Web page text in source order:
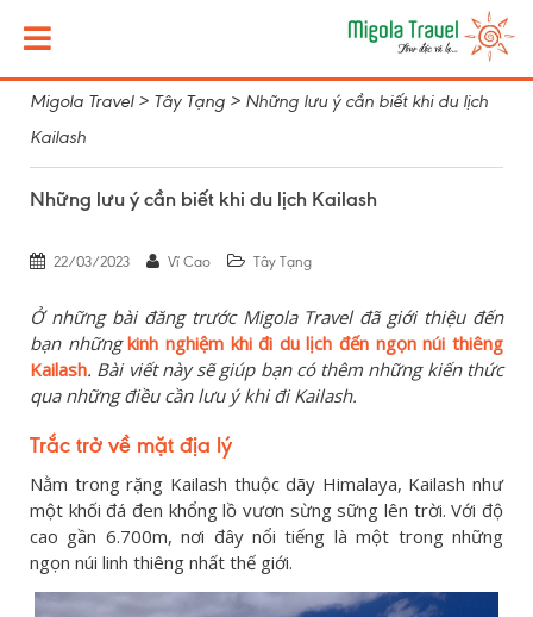
Migola Travel> Tây Tạng > Những lưu ý cần biết khi du lịch
Kailash
Những lưu ý cần biết khi du lịch Kailash
22/03/2023 Vĩ Cao Tây Tạng
Ở những bài đăng trước Migola Travel đã giới thiệu đến
bạn nhữngkinh nghiệm khi đi du lịch đến ngọn núi thiêng
Kailash. Bài viết này sẽ giúp bạn có thêm những kiến thức
qua những điều cần lưu ý khi đi Kailash.
Trắc trở về mặt địa lý
Nằm trong rặng Kailash thuộc dãy Himalaya, Kailash như
một khối đá đen khổng lồ vươn sừng sững lên trời. Với độ
cao gần 6.700m, nơi đây nổi tiếng là một trong những
ngọn núi linh thiêng nhất thế giới.